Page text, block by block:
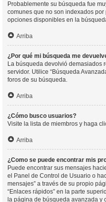
Probablemente su búsqueda fue
comunes que no son indexados
opciones disponibles en la
Arriba
¿Por qué mi búsqueda me
La búsqueda devolvió demasiados
servidor. Utilice “Búsqueda
foros de su búsqueda.
Arriba
¿Cómo busco usuarios?
Visite la lista de miembros y haga
Arriba
¿Como se puede encontrar mis
Puede encontrar sus mensajes
el Panel de Control de Usuario o
mensajes” a través de su propio
“Enlaces rápidos” en la parte
la página de búsqueda avanzada